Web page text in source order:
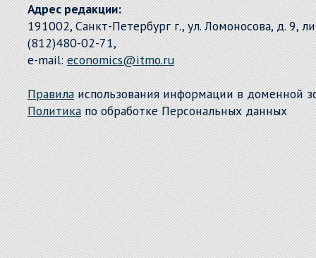
Адрес редакции:
191002, Санкт-Петербург г., ул. Ломоносова, д. 9,
(812)480-02-71,
e-mail:economics@itmo.ru
Правилаиспользования информации в доменной
Политикапо обработке Персональных данных